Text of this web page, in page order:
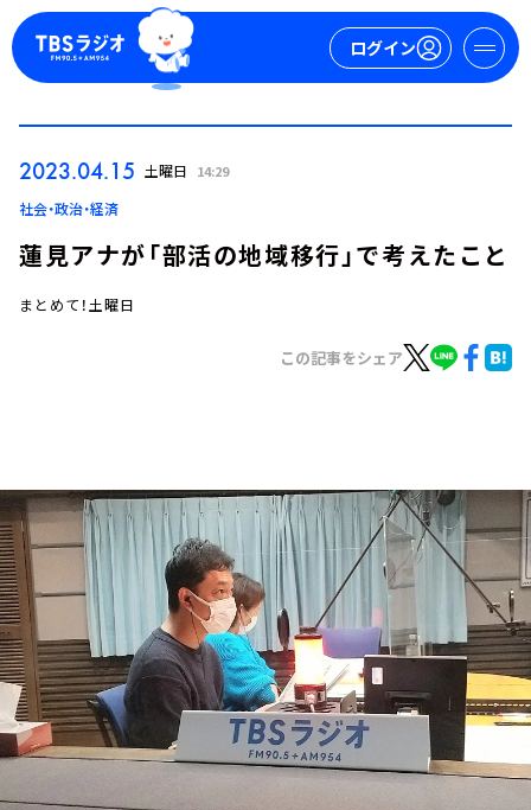
ログイン
トピックス
TBS Podcast
お知らせ
イベント・グッズ
YouTube
会社情報
2023.04.15 土曜日 14:29
社会・政治・経済
蓮見アナが「部活の地域移行」で考えたこと
まとめて！土曜日
この記事をシェア